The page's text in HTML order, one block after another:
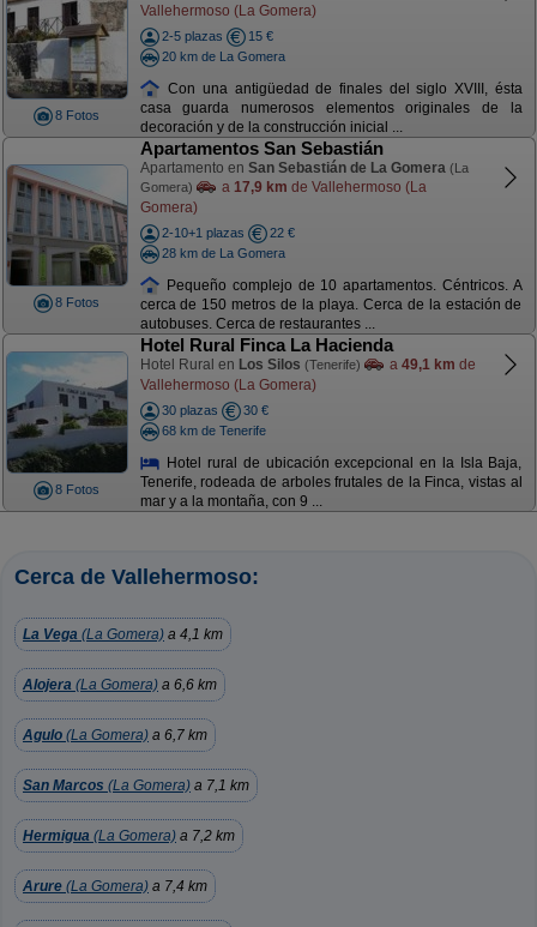
8 Fotos
Vallehermoso (La Gomera)
2-5 plazas
15 €
20 km de La Gomera
Con una antigüedad de finales del siglo XVIII, ésta
casa guarda numerosos elementos originales de la
decoración y de la construcción inicial ...
8 Fotos
Apartamentos San Sebastián
Apartamento en San Sebastián de La Gomera (La
Gomera)
a 17,9 km de Vallehermoso (La
Gomera)
2-10+1 plazas
22 €
28 km de La Gomera
Pequeño complejo de 10 apartamentos. Céntricos. A
cerca de 150 metros de la playa. Cerca de la estación de
autobuses. Cerca de restaurantes ...
8 Fotos
Hotel Rural Finca La Hacienda
Hotel Rural en Los Silos (Tenerife) a 49,1 km de
Vallehermoso (La Gomera)
30 plazas
30 €
68 km de Tenerife
Hotel rural de ubicación excepcional en la Isla Baja,
Tenerife, rodeada de arboles frutales de la Finca, vistas al
mar y a la montaña, con 9 ...
Cerca de Vallehermoso:
La Vega (La Gomera) a 4,1 km
Alojera (La Gomera) a 6,6 km
Agulo (La Gomera) a 6,7 km
San Marcos (La Gomera) a 7,1 km
Hermigua (La Gomera) a 7,2 km
Arure (La Gomera) a 7,4 km